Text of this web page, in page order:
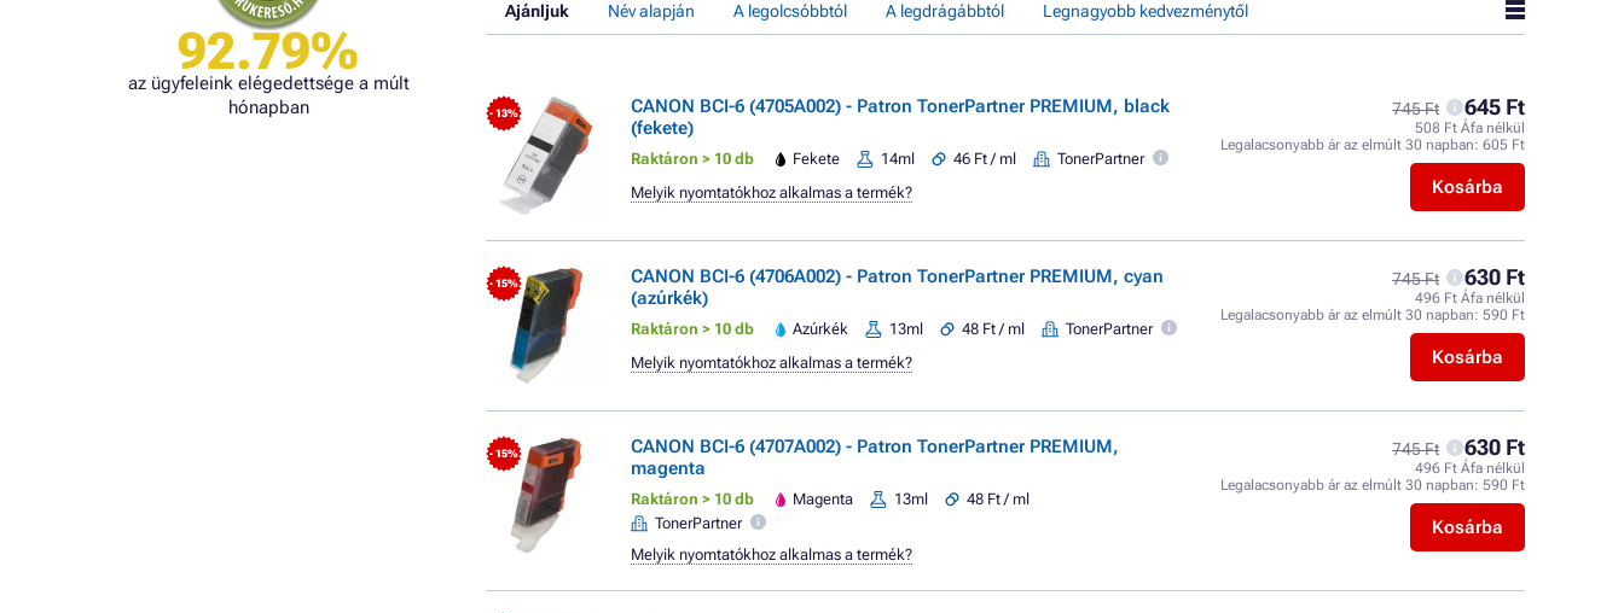
92.79%
az ügyfeleink elégedettsége a múlt
hónapban
Ajánljuk Név alapján A legolcsóbbtól A legdrágábbtól Legnagyobb kedvezménytől
- 13%
CANON BCI-6 (4705A002) - Patron TonerPartner PREMIUM, black
(fekete)
Raktáron > 10 db Fekete 14ml 46 Ft / ml TonerPartner
745 Ft 645 Ft
508 Ft Áfa nélkül
Legalacsonyabb ár az elmúlt 30 napban: 605 Ft
Kosárba
Melyik nyomtatókhoz alkalmas a termék?
- 15%
CANON BCI-6 (4706A002) - Patron TonerPartner PREMIUM, cyan
(azúrkék)
Raktáron > 10 db Azúrkék 13ml 48 Ft / ml TonerPartner
745 Ft 630 Ft
496 Ft Áfa nélkül
Legalacsonyabb ár az elmúlt 30 napban: 590 Ft
Kosárba
Melyik nyomtatókhoz alkalmas a termék?
- 15%
CANON BCI-6 (4707A002) - Patron TonerPartner PREMIUM,
magenta
Raktáron > 10 db Magenta 13ml
48 Ft / ml
TonerPartner
745 Ft 630 Ft
496 Ft Áfa nélkül
Legalacsonyabb ár az elmúlt 30 napban: 590 Ft
Kosárba
Melyik nyomtatókhoz alkalmas a termék?